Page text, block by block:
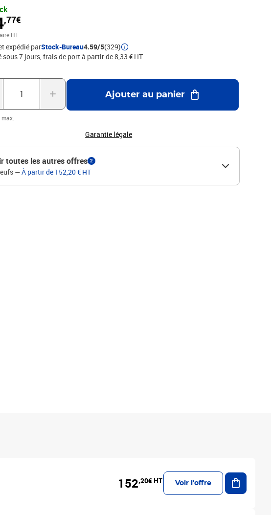
,77€
HT
expédié parStock-Bureau4.59/5(329)
sous 7 jours, frais de port à partir de 8,33 € HT
: 1
Ajouter au panier
Garantie légale
toutes les autres offres 2
—À partir de 152,20 € HT
152,20€ HT Voir l'offre
Ajouter